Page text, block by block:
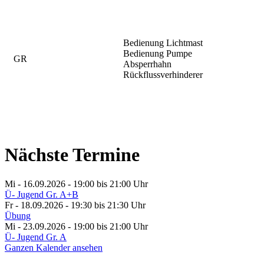
GR
Bedienung Lichtmast
Bedienung Pumpe
Absperrhahn
Rückflussverhinderer
Nächste Termine
Mi - 16.09.2026 - 19:00 bis 21:00 Uhr
Ü- Jugend Gr. A+B
Fr - 18.09.2026 - 19:30 bis 21:30 Uhr
Übung
Mi - 23.09.2026 - 19:00 bis 21:00 Uhr
Ü- Jugend Gr. A
Ganzen Kalender ansehen